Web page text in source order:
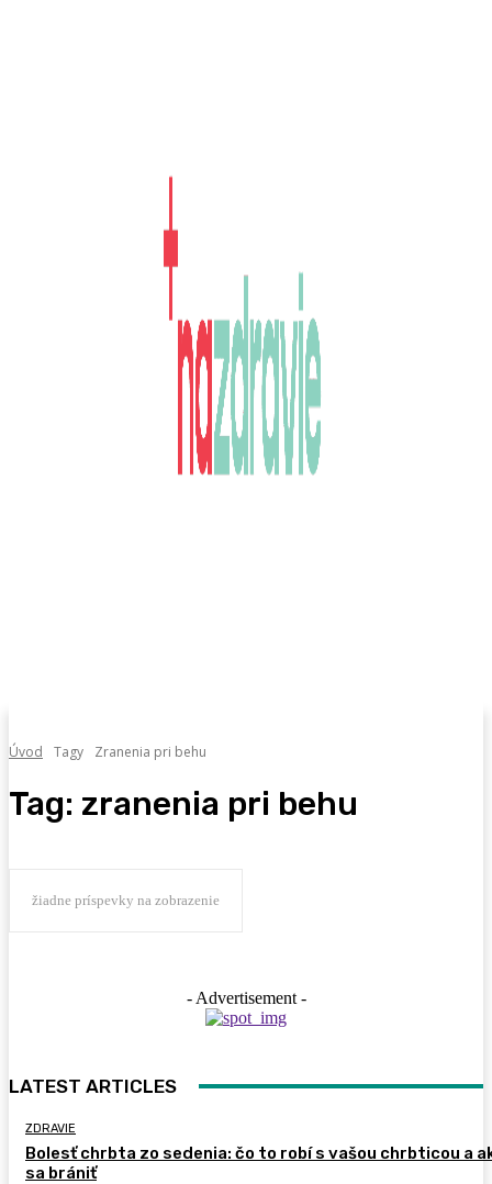
Úvod Tagy Zranenia pri behu
Tag: zranenia pri behu
žiadne príspevky na zobrazenie
- Advertisement -
LATEST ARTICLES
ZDRAVIE
Bolesť chrbta zo sedenia: čo to robí s vašou chrbticou a
sa brániť